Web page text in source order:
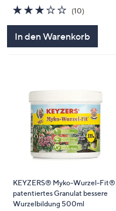
2.7
von
(10)10
In den Warenkorb
KEYZERS® Myko-Wurzel-Fit®
patentiertes Granulat bessere
Wurzelbildung 500ml